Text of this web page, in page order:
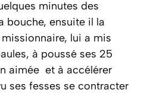
minutes des
bouche, ensuite il la
lui a mis
à poussé ses 25
aimée et à accélérer
ses fesses se contracter